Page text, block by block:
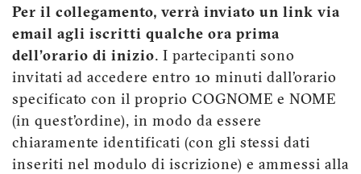
Per il collegamento, verrà inviato un link via
email agli iscritti qualche ora prima
dell’orario di inizio. I partecipanti sono
invitati ad accedere entro 10 minuti dall’orario
specificato con il proprio COGNOME e NOME
(in quest’ordine), in modo da essere
chiaramente identificati (con gli stessi dati
inseriti nel modulo di iscrizione) e ammessi alla